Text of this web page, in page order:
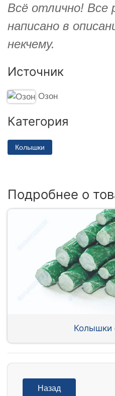
Всё отлично! Все
написано в
некчему.
Источник
Озон
Категория
Колышки
Подробнее о
Колышки
Назад